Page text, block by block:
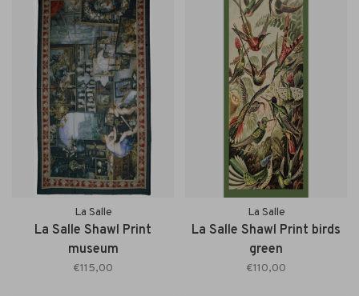
La Salle
La Salle Shawl Print
museum
€115,00
La Salle
La Salle Shawl Print birds
green
€110,00